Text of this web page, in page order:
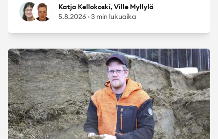
Katja Kellokoski
Ville MyllyläKatja Kellokoski, Ville Myllylä
5.8.2026 · 3 min lukuaika